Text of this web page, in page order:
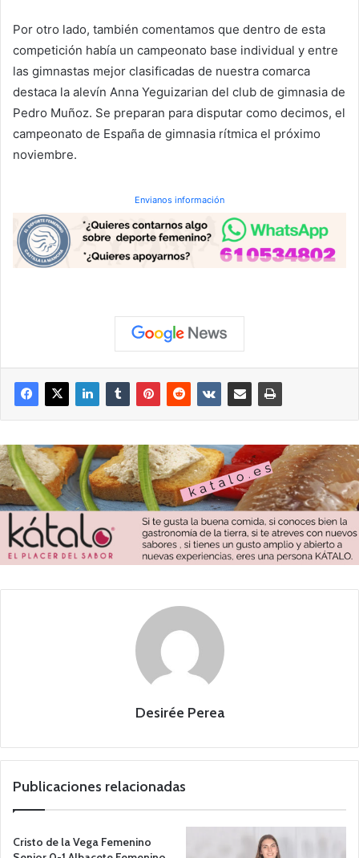
Por otro lado, también comentamos que dentro de esta
competición había un campeonato base individual y entre
las gimnastas mejor clasificadas de nuestra comarca
destaca la alevín Anna Yeguizarian del club de gimnasia de
Pedro Muñoz. Se preparan para disputar como decimos, el
campeonato de España de gimnasia rítmica el próximo
noviembre.
Envianos información
Desirée Perea
Publicaciones relacionadas
Cristo de la Vega Femenino